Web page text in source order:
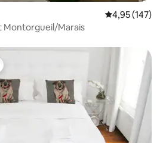
Gemiddelde
4,95 (147)
Montorgueil/Marais